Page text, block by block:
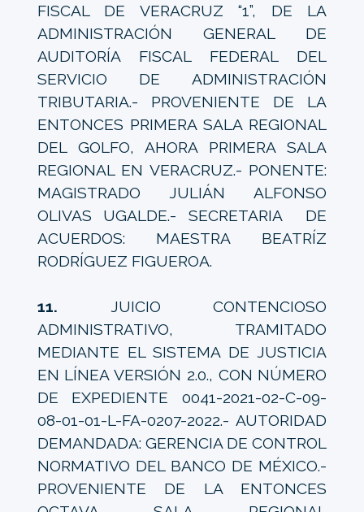
FISCAL DE VERACRUZ “1”, DE LA
ADMINISTRACIÓN GENERAL DE
AUDITORÍA FISCAL FEDERAL DEL
SERVICIO DE ADMINISTRACIÓN
TRIBUTARIA.- PROVENIENTE DE LA
ENTONCES PRIMERA SALA REGIONAL
DEL GOLFO, AHORA PRIMERA SALA
REGIONAL EN VERACRUZ.- PONENTE:
MAGISTRADO JULIÁN ALFONSO
OLIVAS UGALDE.- SECRETARIA DE
ACUERDOS: MAESTRA BEATRÍZ
RODRÍGUEZ FIGUEROA.
11. JUICIO CONTENCIOSO
ADMINISTRATIVO, TRAMITADO
MEDIANTE EL SISTEMA DE JUSTICIA
EN LÍNEA VERSIÓN 2.0., CON NÚMERO
DE EXPEDIENTE 0041-2021-02-C-09-
08-01-01-L-FA-0207-2022.- AUTORIDAD
DEMANDADA: GERENCIA DE CONTROL
NORMATIVO DEL BANCO DE MÉXICO.-
PROVENIENTE DE LA ENTONCES